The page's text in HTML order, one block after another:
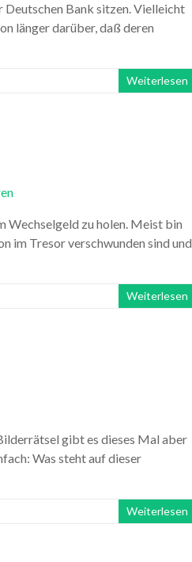
Deutschen Bank sitzen. Vielleicht
länger darüber, daß deren
Weiterlesen
Wechselgeld zu holen. Meist bin
im Tresor verschwunden sind und
Weiterlesen
gibt es dieses Mal aber
Was steht auf dieser
Weiterlesen